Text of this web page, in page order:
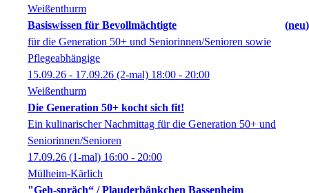
Weißenthurm
Basiswissen für Bevollmächtigte
neu
für die Generation 50+ und Seniorinnen/Senioren sowie
Pflegeabhängige
15.09.26 - 17.09.26 (2-mal) 18:00 - 20:00
Weißenthurm
Die Generation 50+ kocht sich fit!
Ein kulinarischer Nachmittag für die Generation 50+ und
Seniorinnen/Senioren
17.09.26 (1-mal) 16:00 - 20:00
Mülheim-Kärlich
"Geh-spräch“ / Plauderbänkchen Bassenheim